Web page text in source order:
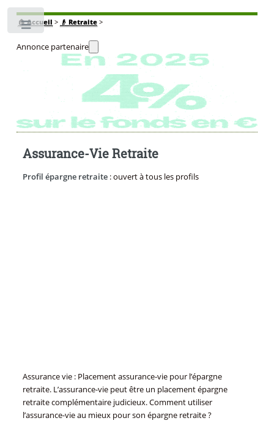
🏠Accueil > 👴 Retraite>
Annonce partenaire
Assurance-Vie Retraite
Profil épargne retraite: ouvert à tous les profils
Assurance vie : Placement assurance-vie pour l’épargne
retraite. L’assurance-vie peut être un placement épargne
retraite complémentaire judicieux. Comment utiliser
l’assurance-vie au mieux pour son épargne retraite ?
Toggle